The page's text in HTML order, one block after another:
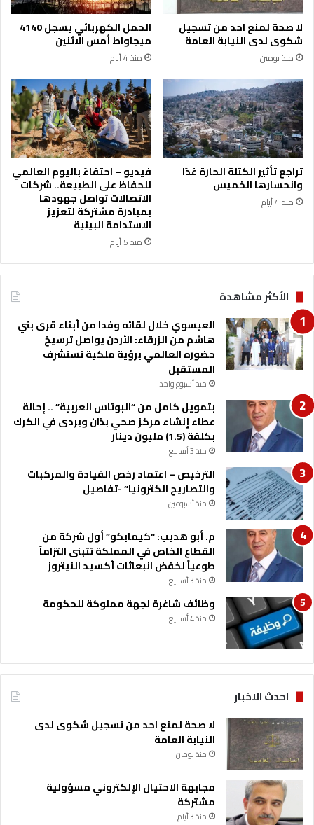
ا
ل
ق
ط
ا
ع
غ
ز
ة
و
م
ة
ا
ل
ح
م
ا
ي
ة
ا
ل
ا
ج
ع
ة
ي
د
ف
ل
ع
ز
ز
ا
ل
ع
د
ا
ل
ة
و
ل
ا
س
ت
د
ا
م
ة
لا صحة لمنع احد من تسجيل
شكوى لدى النيابة العامة
منذ يومين
الحمل الكهربائي يسجل 4140
ميجاواط أمس الاثنين
منذ 4 أيام
تراجع تأثير الكتلة الحارة غدًا
وانحسارها الخميس
منذ 4 أيام
فيديو – احتفاءً باليوم العالمي
للحفاظ على الطبيعة.. شركات
الاتصالات تواصل جهودها
بمبادرة مشتركة لتعزيز
الاستدامة البيئية
منذ 5 أيام
الأكثر مشاهدة
العيسوي خلال لقائه وفدا من أبناء قرى بني
هاشم من الزرقاء: الأردن يواصل ترسيخ
حضوره العالمي برؤية ملكية تستشرف
المستقبل
منذ أسبوع واحد
بتمويل كامل من “البوتاس العربية” .. إحالة
عطاء إنشاء مركز صحي بذان وبردى في الكرك
بكلفة (1.5) مليون دينار
منذ 3 أسابيع
الترخيص – اعتماد رخص القيادة والمركبات
والتصاريح الكترونيا” -تفاصيل
منذ أسبوعين
م. أبو هديب: “كيمابكو” أول شركة من
القطاع الخاص في المملكة تتبنى التزاماً
طوعياً لخفض انبعاثات أكسيد النيتروز
منذ 3 أسابيع
وظائف شاغرة لجهة مملوكة للحكومة
منذ 4 أسابيع
احدث الاخبار
لا صحة لمنع احد من تسجيل شكوى لدى
النيابة العامة
منذ يومين
مجابهة الاحتيال الإلكتروني مسؤولية
مشتركة
منذ 3 أيام